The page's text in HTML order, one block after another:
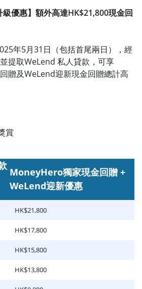
級優惠】額外高達HK$21,800現金回
年5月31日（包括首尾兩日），經
提取WeLend 私人貸款，可享
贈及WeLend迎新現金回贈總計高
賞
MoneyHero獨家現金回贈 +
WeLend迎新優惠
HK$21,800
HK$17,800
HK$15,800
HK$13,800